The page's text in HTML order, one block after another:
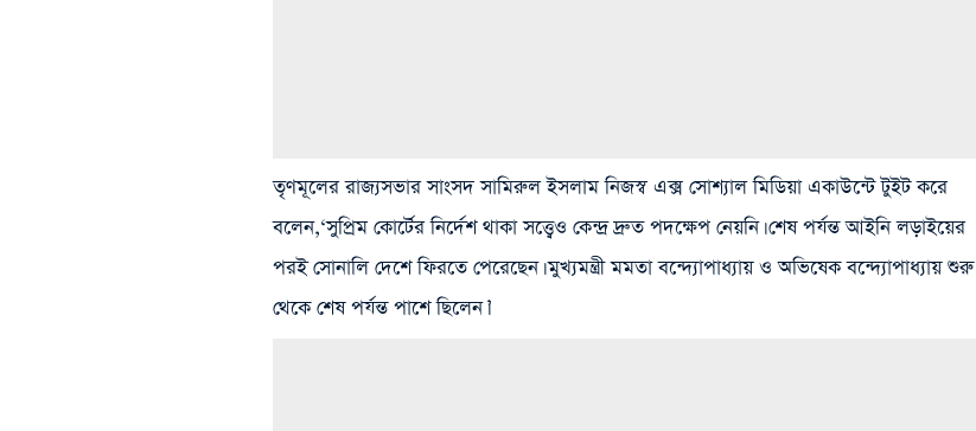
তৃণমূলের রাজ্যসভার সাংসদ সামিরুল ইসলাম নিজস্ব এক্স সোশ্যাল মিডিয়া একাউন্টে টুইট করে
বলেন,‘সুপ্রিম কোর্টের নির্দেশ থাকা সত্ত্বেও কেন্দ্র দ্রুত পদক্ষেপ নেয়নি। শেষ পর্যন্ত আইনি লড়াইয়ের
পরই সোনালি দেশে ফিরতে পেরেছেন। মুখ্যমন্ত্রী মমতা বন্দ্যোপাধ্যায় ও অভিষেক বন্দ্যোপাধ্যায় শুরু
থেকে শেষ পর্যন্ত পাশে ছিলেন।’